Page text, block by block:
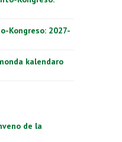
Kongreso: 2027-
kalendaro
de la